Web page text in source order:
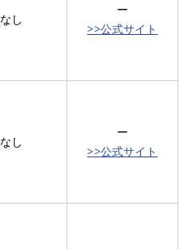
なし
ー
>>公式サイト
なし
ー
>>公式サイト